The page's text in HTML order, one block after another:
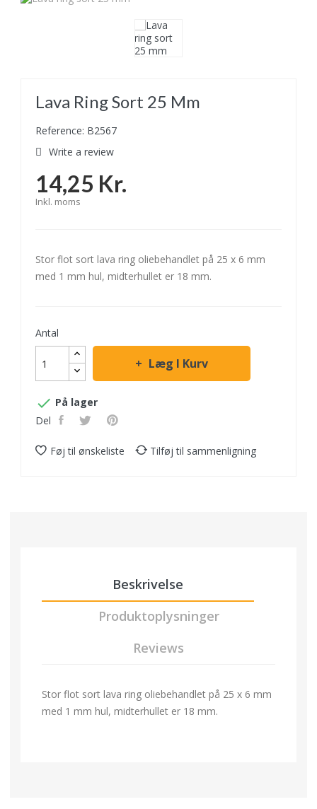
Lava Ring Sort 25 Mm
Reference: B2567
Write a review
14,25 Kr.
Inkl. moms
Stor flot sort lava ring oliebehandlet på 25 x 6 mm
med 1 mm hul, midterhullet er 18 mm.
Antal
Læg I Kurv
 På lager
Del
Føj til ønskeliste Tilføj til sammenligning
Beskrivelse
Produktoplysninger
Reviews
Stor flot sort lava ring oliebehandlet på 25 x 6 mm
med 1 mm hul, midterhullet er 18 mm.